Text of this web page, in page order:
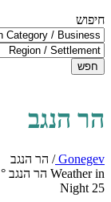
חיפוש
חפש
הר הנגב
Gonegev
/ הר הנגב
Weather in הר הנגב
°
25
Night